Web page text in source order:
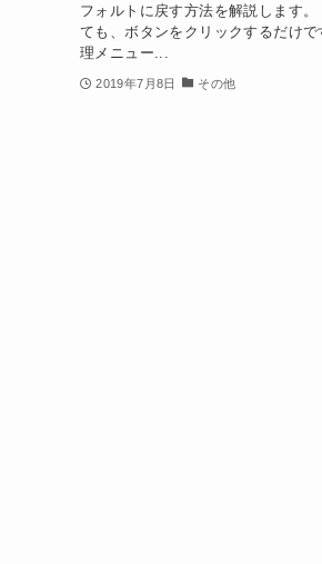
フォルトに戻す方法を解説します。
ても、ボタンをクリックするだけ
理メニュー...
2019年7月8日 その他